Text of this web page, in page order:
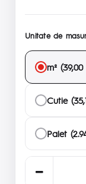
Unitate de
m² (39,00
Cutie
Palet